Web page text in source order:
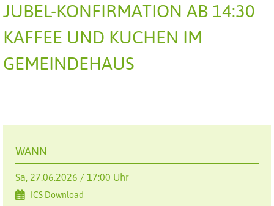
JUBEL-KONFIRMATION AB 14:30
KAFFEE UND KUCHEN IM
GEMEINDEHAUS
WANN
Sa, 27.06.2026 / 17:00 Uhr
ICS Download